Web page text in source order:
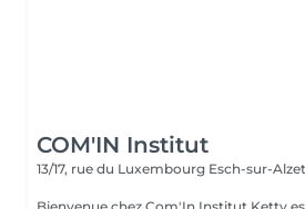
COM'IN Institut
13/17, rue du Luxembourg Esch-sur-